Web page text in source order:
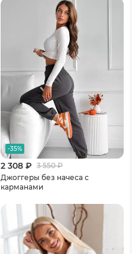
-35%
2 308 ₽ 3 550₽
Джоггеры без начеса с
карманами